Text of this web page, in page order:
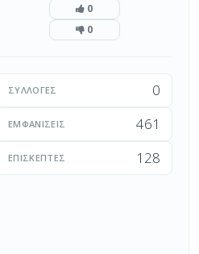
0
0
ΣΥΛΛΟΓΈΣ 0
ΕΜΦΑΝΊΣΕΙΣ 461
ΕΠΙΣΚΈΠΤΕΣ 128